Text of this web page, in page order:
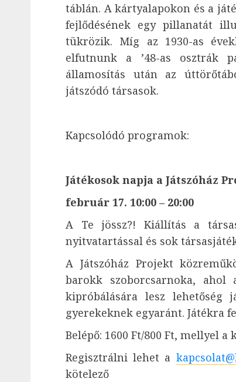
táblán. A kártyalapokon és a
fejlődésének egy pillanatát
tükrözik. Míg az 1930-as
elfutnunk a ’48-as osztrák
államosítás után az
játszódó társasok.
Kapcsolódó programok:
Játékosok napja a Játszóház
február 17. 10:00 – 20:00
A Te jössz?! Kiállítás a
nyitvatartással és sok
A Játszóház Projekt
barokk szoborcsarnoka, ahol
kipróbálására lesz lehetőség
gyerekeknek egyaránt. Játékra
Belépő: 1600 Ft/800 Ft, mellyel
Regisztrálni lehet a
kötelező